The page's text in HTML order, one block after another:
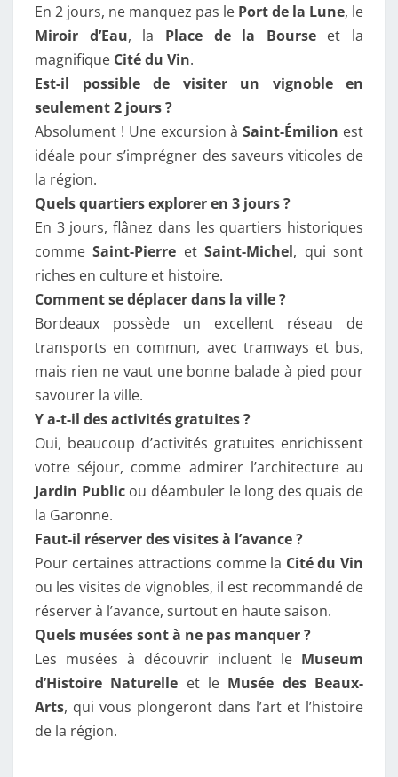
En 2 jours, ne manquez pas le Port de la Lune, le
Miroir d’Eau, la Place de la Bourseet la
magnifique Cité du Vin.
Est-il possible de visiter un vignoble en
seulement 2 jours ?
Absolument ! Une excursion àSaint-Émilion est
idéale pour s’imprégner des saveurs viticoles de
la région.
Quels quartiers explorer en 3 jours ?
En 3 jours, flânez dans les quartiers historiques
commeSaint-Pierre etSaint-Michel, qui sont
riches en culture et histoire.
Comment se déplacer dans la ville ?
Bordeaux possède un excellent réseau de
transports en commun, avec tramways et bus,
mais rien ne vaut une bonne balade à pied pour
savourer la ville.
Y a-t-il des activités gratuites ?
Oui, beaucoup d’activités gratuites enrichissent
votre séjour, comme admirer l’architecture au
Jardin Publicou déambuler le long des quais de
la Garonne.
Faut-il réserver des visites à l’avance ?
Pour certaines attractions comme la Cité du Vin
ou les visites de vignobles, il est recommandé de
réserver à l’avance, surtout en haute saison.
Quels musées sont à ne pas manquer ?
Les musées à découvrir incluent le Museum
d’Histoire Naturelle et le Musée des Beaux-
Arts, qui vous plongeront dans l’art et l’histoire
de la région.